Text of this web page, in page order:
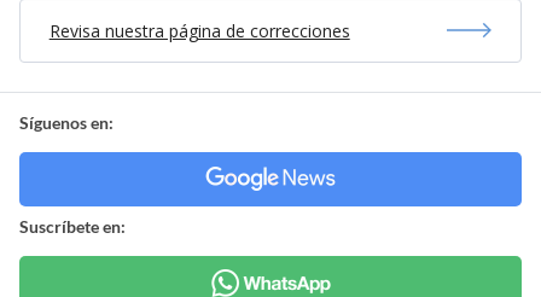
Revisa nuestra página de correcciones
Síguenos en:
Suscríbete en: